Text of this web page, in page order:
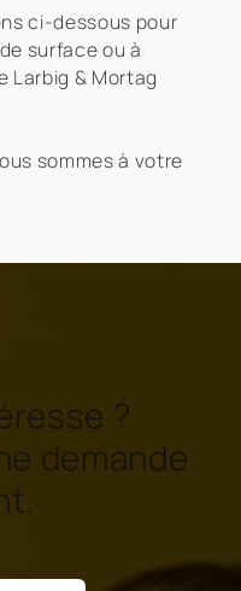
ci-dessous pour
surface ou à
Larbig & Mortag
sommes à votre
?
demande